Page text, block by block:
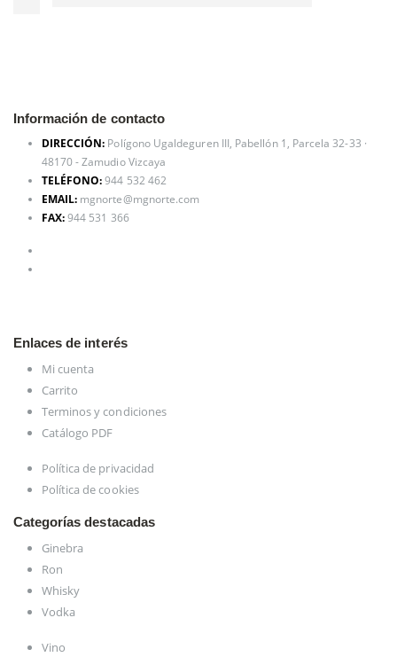
Información de contacto
DIRECCIÓN: Polígono Ugaldeguren III, Pabellón 1, Parcela 32-33 ·
48170 - Zamudio Vizcaya
TELÉFONO:944 532 462
EMAIL: mgnorte@mgnorte.com
FAX:944 531 366
Enlaces de interés
Mi cuenta
Carrito
Terminos y condiciones
Catálogo PDF
Política de privacidad
Política de cookies
Categorías destacadas
Ginebra
Ron
Whisky
Vodka
Vino